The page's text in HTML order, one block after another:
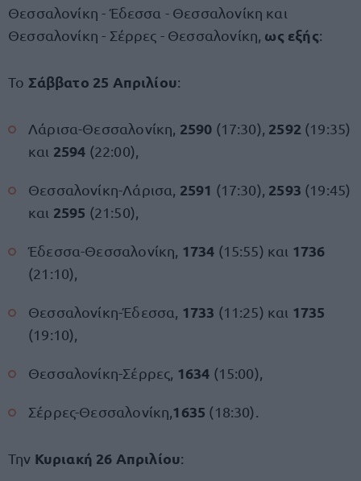
Θεσσαλονίκη - Έδεσσα - Θεσσαλονίκη και
Θεσσαλονίκη - Σέρρες - Θεσσαλονίκη, ως εξής:
Το Σάββατο 25 Απριλίου:
Λάρισα-Θεσσαλονίκη, 2590 (17:30), 2592 (19:35)
και 2594 (22:00),
Θεσσαλονίκη-Λάρισα, 2591 (17:30), 2593 (19:45)
και 2595 (21:50),
Έδεσσα-Θεσσαλονίκη, 1734 (15:55) και 1736
(21:10),
Θεσσαλονίκη-Έδεσσα, 1733 (11:25) και 1735
(19:10),
Θεσσαλονίκη-Σέρρες, 1634 (15:00),
Σέρρες-Θεσσαλονίκη, 1635 (18:30).
Την Κυριακή 26 Απριλίου: